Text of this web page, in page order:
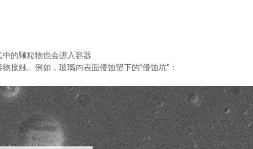
的颗粒物也会进入容器
接触。例如，玻璃内表面侵蚀留下的“侵蚀坑”：